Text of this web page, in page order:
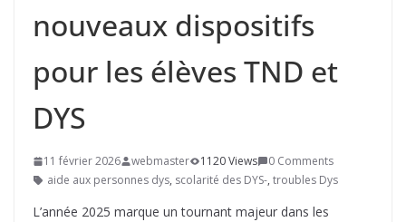
nouveaux dispositifs
pour les élèves TND et
DYS
11 février 2026 webmaster 1120 Views
0 Comments
aide aux personnes dys, scolarité des DYS-, troubles Dys
L’année 2025 marque un tournant majeur dans les